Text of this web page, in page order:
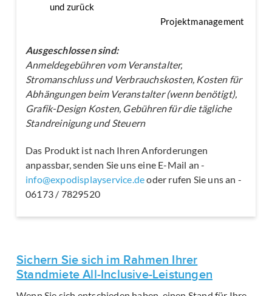
und zurück
Projektmanagement
Ausgeschlossen sind:
Anmeldegebühren vom Veranstalter,
Stromanschluss und Verbrauchskosten, Kosten für
Abhängungen beim Veranstalter (wenn benötigt),
Grafik-Design Kosten, Gebühren für die tägliche
Standreinigung und Steuern
Das Produkt ist nach Ihren Anforderungen
anpassbar, senden Sie uns eine E-Mail an -
info@expodisplayservice.deoder rufen Sie uns an -
06173 / 7829520
Sichern Sie sich im Rahmen Ihrer
Standmiete All-Inclusive-Leistungen